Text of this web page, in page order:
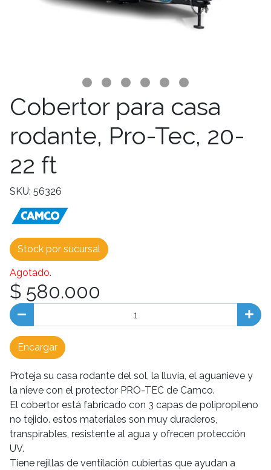
Cobertor para casa
rodante, Pro-Tec, 20-
22 ft
SKU: 56326
Stock por sucursal
Agotado.
$ 580.000
Encargar
Proteja su casa rodante del sol, la lluvia, el aguanieve y
la nieve con el protector PRO-TEC de Camco.
El cobertor está fabricado con 3 capas de polipropileno
no tejido. estos materiales son muy duraderos,
transpirables, resistente al agua y ofrecen protección
UV.
Tiene rejillas de ventilación cubiertas que ayudan a